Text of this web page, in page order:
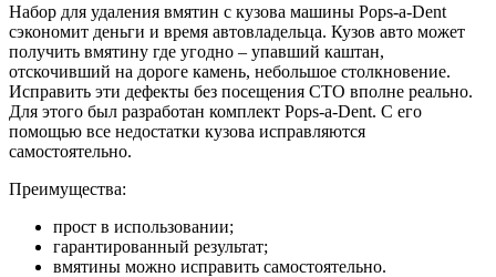
Набор для удаления вмятин с кузова машины Pops-a-Dent
сэкономит деньги и время автовладельца. Кузов авто может
получить вмятину где угодно – упавший каштан,
отскочивший на дороге камень, небольшое столкновение.
Исправить эти дефекты без посещения СТО вполне реально.
Для этого был разработан комплект Pops-a-Dent. С его
помощью все недостатки кузова исправляются
самостоятельно.
Преимущества:
прост в использовании;
гарантированный результат;
вмятины можно исправить самостоятельно.